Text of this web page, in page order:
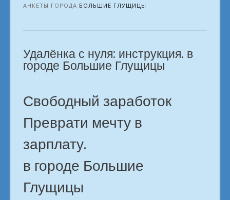
заработай
планшета.
Большие
Глущицы»
АНКЕТЫ ГОРОДА БОЛЬШИЕ ГЛУЩИЦЫ
Удалёнка с нуля: инструкция. в
городе Большие Глущицы
Свободный заработок
Преврати мечту в
зарплату.
в городе Большие
Глущицы